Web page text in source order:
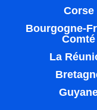
Corse
Bourgogne-
Comté
La